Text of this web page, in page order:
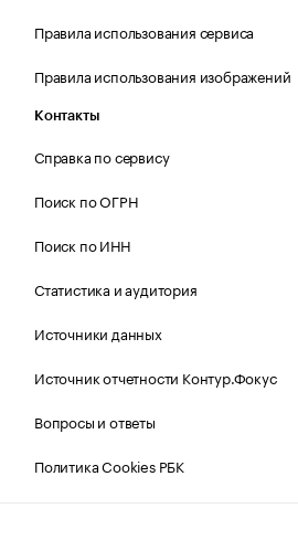
Правила использования сервиса
Правила использования изображений
Контакты
Справка по сервису
Поиск по ОГРН
Поиск по ИНН
Статистика и аудитория
Источники данных
Источник отчетности Контур.Фокус
Вопросы и ответы
Политика Cookies РБК